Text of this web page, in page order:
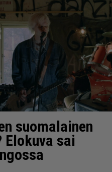
suomalainen
Elokuva sai